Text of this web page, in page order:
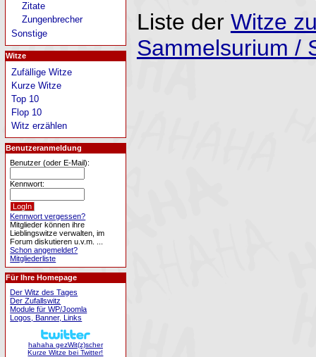
Liste der Witze
Sammelsurium /
Zitate
Zungenbrecher
Sonstige
Witze
Zufällige Witze
Kurze Witze
Top 10
Flop 10
Witz erzählen
Benutzeranmeldung
Benutzer (oder E-Mail):
Kennwort:
Kennwort vergessen?
Mitglieder können ihre
Lieblingswitze verwalten, im
Forum diskutieren u.v.m. ...
Schon angemeldet?
Mitgliederliste
Für Ihre Homepage
Der Witz des Tages
Der Zufallswitz
Module für WP/Joomla
Logos, Banner, Links
hahaha gezWit(z)scher
Kurze Witze bei Twitter!